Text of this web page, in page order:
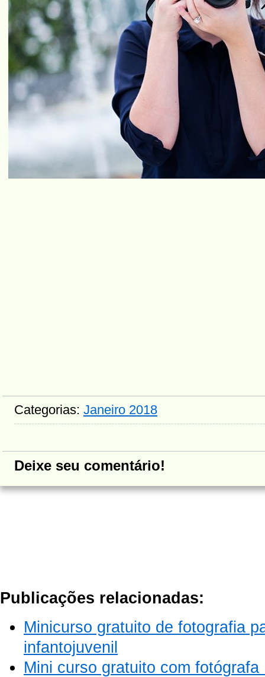
Categorias: Janeiro 2018
Deixe seu comentário!
Publicações relacionadas:
Minicurso gratuito de fotografia
infantojuvenil
Mini curso gratuito com fotógrafa